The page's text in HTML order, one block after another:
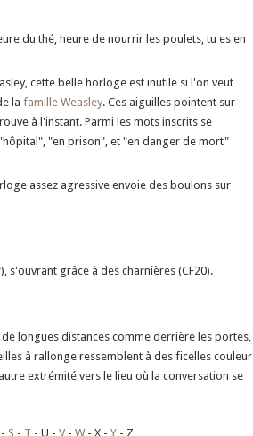
du thé, heure de nourrir les poulets, tu es en
cette belle horloge est inutile si l'on veut
la famille Weasley. Ces aiguilles pointent sur
à l'instant. Parmi les mots inscrits se
"en prison", et "en danger de mort"
assez agressive envoie des boulons sur
s'ouvrant grâce à des charnières (CF20).
longues distances comme derrière les portes,
à rallonge ressemblent à des ficelles couleur
extrémité vers le lieu où la conversation se
S T U V W X Y Z